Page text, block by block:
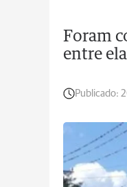
Foram
entre
Publicado: